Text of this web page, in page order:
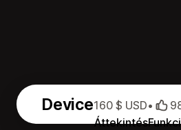
Device
Áttekintés
160 $ USD•